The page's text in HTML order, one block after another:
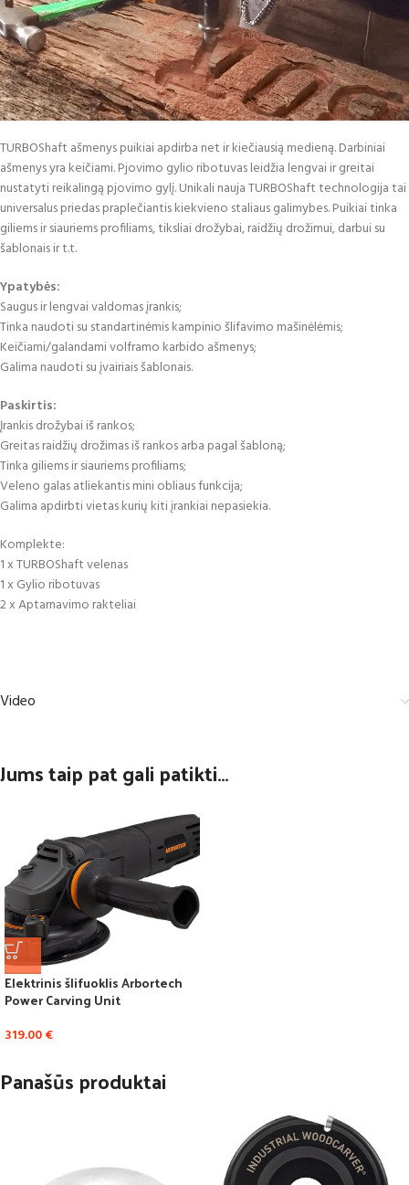
TURBOShaft ašmenys puikiai apdirba net ir kiečiausią medieną. Darbiniai
ašmenys yra keičiami. Pjovimo gylio ribotuvas leidžia lengvai ir greitai
nustatyti reikalingą pjovimo gylį. Unikali nauja TURBOShaft technologija tai
universalus priedas praplečiantis kiekvieno staliaus galimybes. Puikiai tinka
giliems ir siauriems profiliams, tiksliai drožybai, raidžių drožimui, darbui su
šablonais ir t.t.
Ypatybės:
Saugus ir lengvai valdomas įrankis;
Tinka naudoti su standartinėmis kampinio šlifavimo mašinėlėmis;
Keičiami/galandami volframo karbido ašmenys;
Galima naudoti su įvairiais šablonais.
Paskirtis:
Įrankis drožybai iš rankos;
Greitas raidžių drožimas iš rankos arba pagal šabloną;
Tinka giliems ir siauriems profiliams;
Veleno galas atliekantis mini obliaus funkcija;
Galima apdirbti vietas kurių kiti įrankiai nepasiekia.
Komplekte:
1 x TURBOShaft velenas
1 x Gylio ribotuvas
2 x Aptarnavimo rakteliai
Video
Jums taip pat gali patikti…
Elektrinis šlifuoklis Arbortech
Power Carving Unit
319.00€
Panašūs produktai